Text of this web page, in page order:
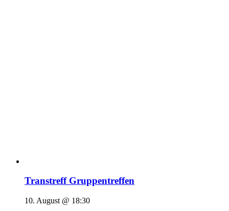
Transtreff Gruppentreffen
10. August @ 18:30